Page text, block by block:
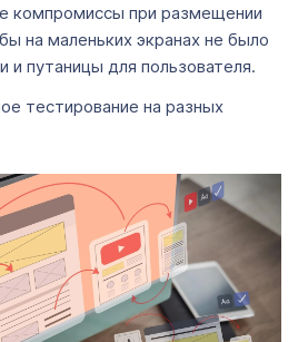
компромиссы при размещении
на маленьких экранах не было
и путаницы для пользователя.
тестирование на разных